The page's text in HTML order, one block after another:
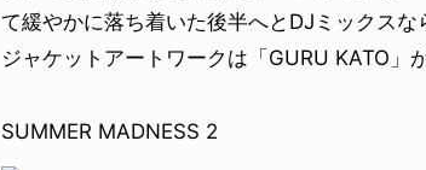
て緩やかに落ち着いた後半へとDJミックス
ジャケットアートワークは「GURU KATO」
SUMMER MADNESS 2